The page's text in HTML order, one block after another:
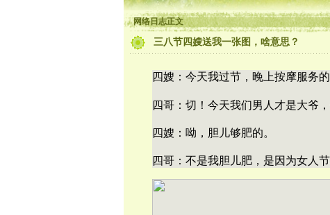
网络日志正文
三八节四嫂送我一张图，啥意思？
四嫂：今天我过节，晚上按摩服务
四哥：切！今天我们男人才是大爷，
四嫂：呦，胆儿够肥的。
四哥：不是我胆儿肥，是因为女人